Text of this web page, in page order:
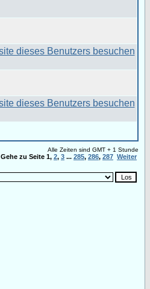
Alle Zeiten sind GMT + 1 Stunde
Gehe zu Seite 1, 2, 3 ... 285, 286, 287 Weiter